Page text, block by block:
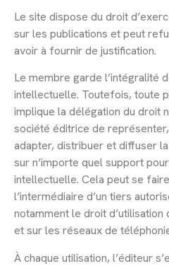
Le site dispose du droit
sur les publications et peut
avoir à fournir de justification.
Le membre garde l’intégralité
intellectuelle. Toutefois, toute
implique la délégation du droit
société éditrice de
adapter, distribuer et diffuser
sur n’importe quel support
intellectuelle. Cela peut se
l’intermédiaire d’un tiers
notamment le droit
et sur les réseaux de
À chaque utilisation, l’éditeur